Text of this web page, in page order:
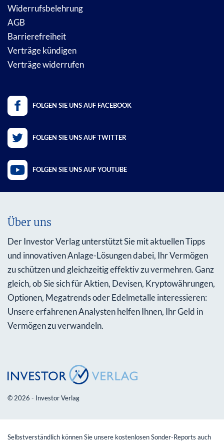
Widerrufsbelehrung
AGB
Barrierefreiheit
Verträge kündigen
Verträge widerrufen
FOLGEN SIE UNS AUF FACEBOOK
FOLGEN SIE UNS AUF TWITTER
FOLGEN SIE UNS AUF YOUTUBE
Über uns
Der Investor Verlag unterstützt Sie mit aktuellen Tipps
und innovativen Anlage-Lösungen dabei, Ihr Vermögen
zu schützen und gleichzeitig effektiv zu vermehren. Ganz
gleich, ob Sie sich für Aktien, Devisen, Kryptowährungen,
Optionen, Megatrends oder Edelmetalle interessieren:
Unsere erfahrenen Analysten helfen Ihnen, Ihr Geld in
Vermögen zu verwandeln.
© 2026 - Investor Verlag
Selbstverständlich können Sie unsere kostenlosen Sonder-Reports auch